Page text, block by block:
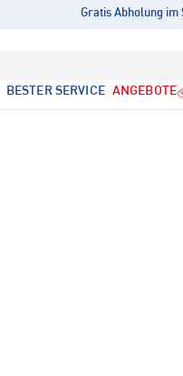
Gratis Abholung im
BESTER SERVICE ANGEBOTE